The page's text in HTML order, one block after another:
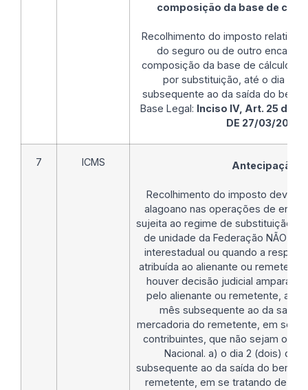
composição da base de
Recolhimento do imposto relativo
do seguro ou de outro encargo
composição da base de cálculo
por substituição, até o dia 9
subsequente ao da saída do bem
Base Legal: Inciso IV, Art. 25 do
DE 27/03/2023
7 ICMS Antecipação
Recolhimento do imposto devido
alagoano nas operações de
sujeita ao regime de substituição
de unidade da Federação NÃO
interestadual ou quando a
atribuída ao alienante ou
houver decisão judicial
pelo alienante ou remetente, até
mês subsequente ao da saída
mercadoria do remetente, em se
contribuintes, que não sejam
Nacional. a) o dia 2 (dois) do
subsequente ao da saída do bem
remetente, em se tratando de